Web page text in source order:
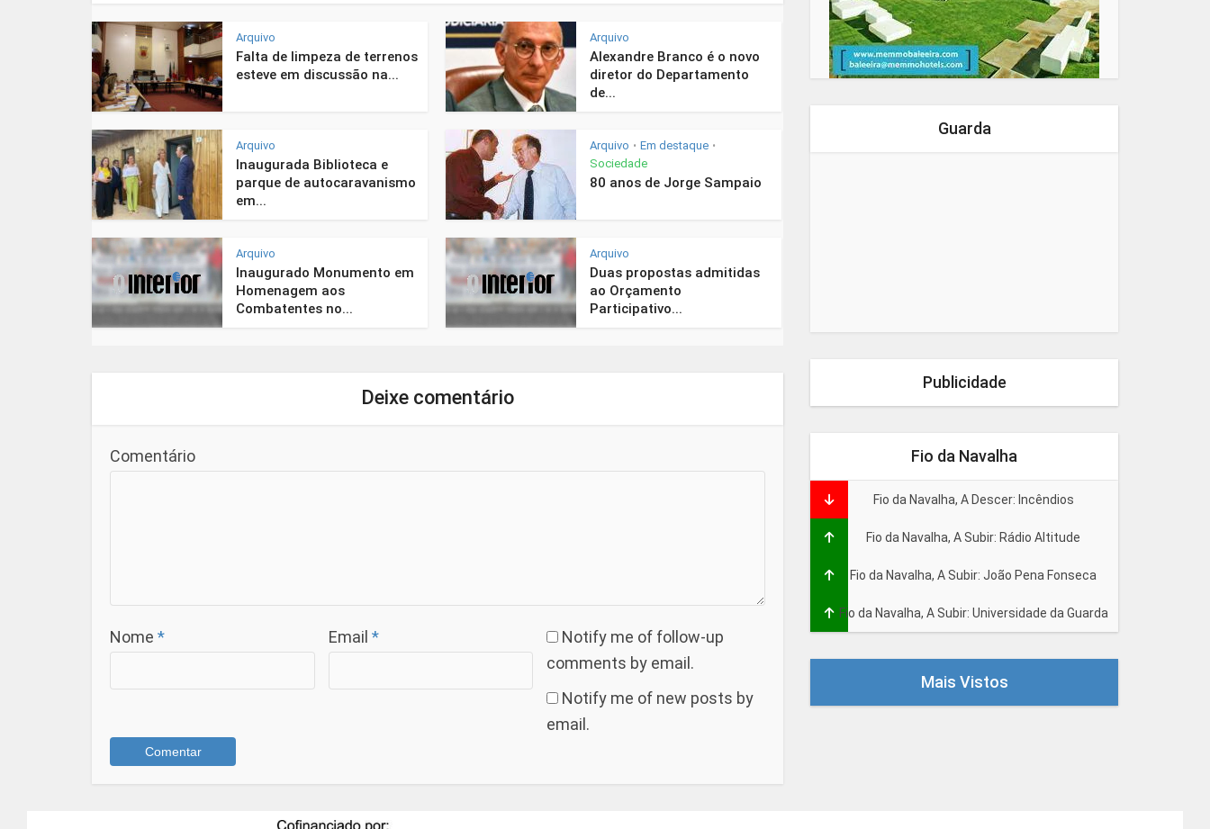
Arquivo
Falta de limpeza de terrenos
esteve em discussão na...
Arquivo
Alexandre Branco é o novo
diretor do Departamento
de...
Arquivo
Inaugurada Biblioteca e
parque de autocaravanismo
em...
Arquivo • Em destaque •
Sociedade
80 anos de Jorge Sampaio
Arquivo
Inaugurado Monumento em
Homenagem aos
Combatentes no...
Arquivo
Duas propostas admitidas
ao Orçamento
Participativo...
Deixe comentário
Comentário
Nome * Email *
Notify me of follow-up
comments by email.
Notify me of new posts by
email.
Guarda
Publicidade
Fio da Navalha
Fio da Navalha, A Descer: Incêndios
Fio da Navalha, A Subir: Rádio Altitude
Fio da Navalha, A Subir: João Pena Fonseca
Fio da Navalha, A Subir: Universidade da Guarda
Mais Vistos